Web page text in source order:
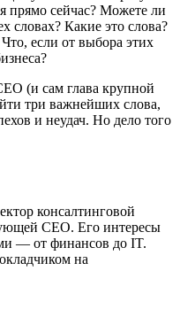
прямо сейчас? Можете ли
словах? Какие это слова?
если от выбора этих
(и сам глава крупной
три важнейших слова,
и неудач. Но дело того
консалтинговой
CEO. Его интересы
— от финансов до IT.
на